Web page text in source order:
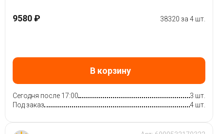
9580 ₽ 38320 за 4 шт.
В корзину
Сегодня после 17:00
3 шт.
Под заказ
4 шт.